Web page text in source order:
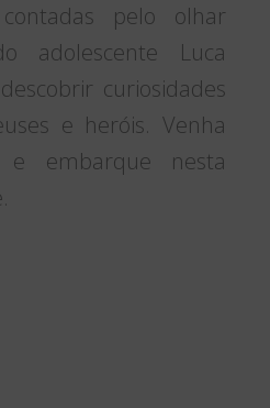
pelo olhar
adolescente Luca
curiosidades
e heróis. Venha
embarque nesta